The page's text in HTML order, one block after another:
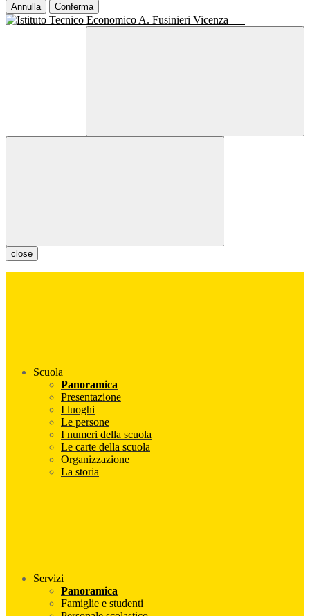
Annulla Conferma
close
Scuola
Panoramica
Presentazione
I luoghi
Le persone
I numeri della scuola
Le carte della scuola
Organizzazione
La storia
Servizi
Panoramica
Famiglie e studenti